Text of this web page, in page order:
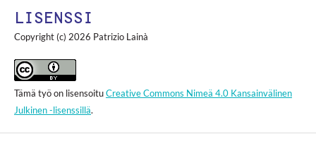
LISENSSI
Copyright (c) 2026 Patrizio Lainà
Tämä työ on lisensoituCreative Commons Nimeä 4.0 Kansainvälinen
Julkinen -lisenssillä.